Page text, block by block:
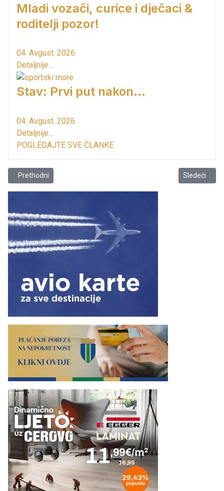
Mladi vozači, curice i dječaci &
roditelji pozor!
04. Avgust. 2026.
Detaljnije...
Stav: Prvi put nakon…
04. Avgust. 2026.
Detaljnije...
POGLEDAJTE SVE ČLANKE
Prethodni članak: Močvarna staništa u Crnoj Gori nemaju zaštitu
Prethodni Sledeći
Sledeći